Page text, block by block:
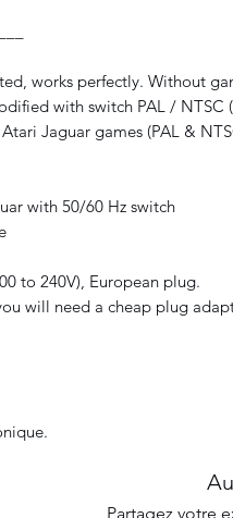
works perfectly. Without
with switch PAL / NTSC
Jaguar games (PAL &
with 50/60 Hz switch
to 240V), European plug.
will need a cheap plug
Partagez votre